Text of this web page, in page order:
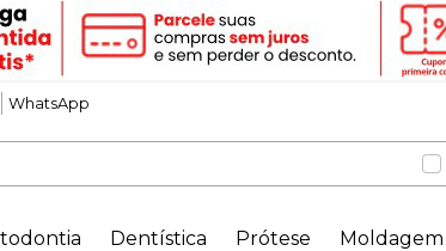
WhatsApp
Dentística Prótese Moldagem